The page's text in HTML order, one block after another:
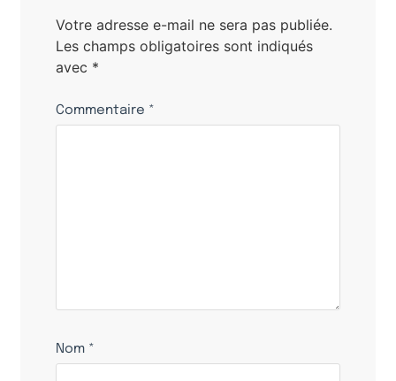
Votre adresse e-mail ne sera pas publiée.
Les champs obligatoires sont indiqués
avec *
Commentaire *
Nom *